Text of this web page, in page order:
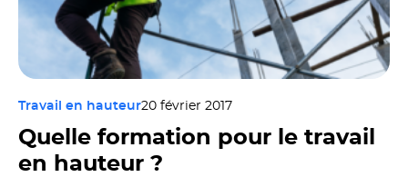
Travail en hauteur20 février 2017
Quelle formation pour le travail
en hauteur ?